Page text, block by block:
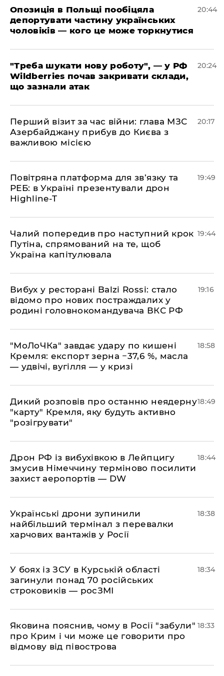
​Опозиція в Польщі пообіцяла
депортувати частину українських
чоловіків — кого це може торкнутися
20:44
​"Треба шукати нову роботу", — у РФ
Wildberries почав закривати склади,
що зазнали атак
20:24
​Перший візит за час війни: глава МЗС
Азербайджану прибув до Києва з
важливою місією
20:17
​Повітряна платформа для зв’язку та
РЕБ: в Україні презентували дрон
Highline-T
19:49
​Чалий попередив про наступний крок
Путіна, спрямований на те, щоб
Україна капітулювала
19:44
​Вибух у ресторані Balzi Rossi: стало
відомо про нових постраждалих у
родині головнокомандувача ВКС РФ
19:16
​"МоЛоЧКа" завдає удару по кишені
Кремля: експорт зерна −37,6 %, масла
— удвічі, вугілля — у кризі
18:58
​Дикий розповів про останню неядерну
"карту" Кремля, яку будуть активно
"розігрувати"
18:49
​Дрон РФ із вибухівкою в Лейпцигу
змусив Німеччину терміново посилити
захист аеропортів — DW
18:44
​Українські дрони зупинили
найбільший термінал з перевалки
харчових вантажів у Росії
18:38
​У боях із ЗСУ в Курській області
загинули понад 70 російських
строковиків — росЗМІ
18:34
​Яковина пояснив, чому в Росії "забули"
про Крим і чи може це говорити про
відмову від півострова
18:33